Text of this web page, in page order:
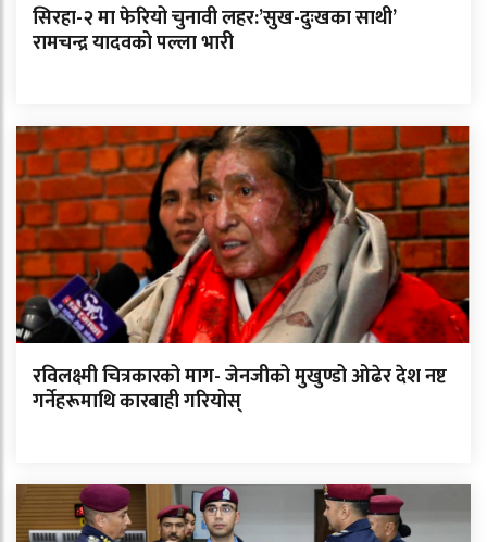
सिरहा-२ मा फेरियो चुनावी लहर:’सुख-दुःखका साथी’
रामचन्द्र यादवको पल्ला भारी
रविलक्ष्मी चित्रकारको माग- जेनजीको मुखुण्डो ओढेर देश नष्ट
गर्नेहरूमाथि कारबाही गरियोस्